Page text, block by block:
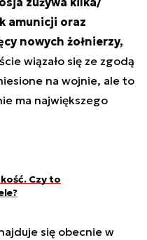
amunicji oraz
nowych żołnierzy,
wiązało się ze zgodą
na wojnie, ale to
ma największego
Czy to
się obecnie w